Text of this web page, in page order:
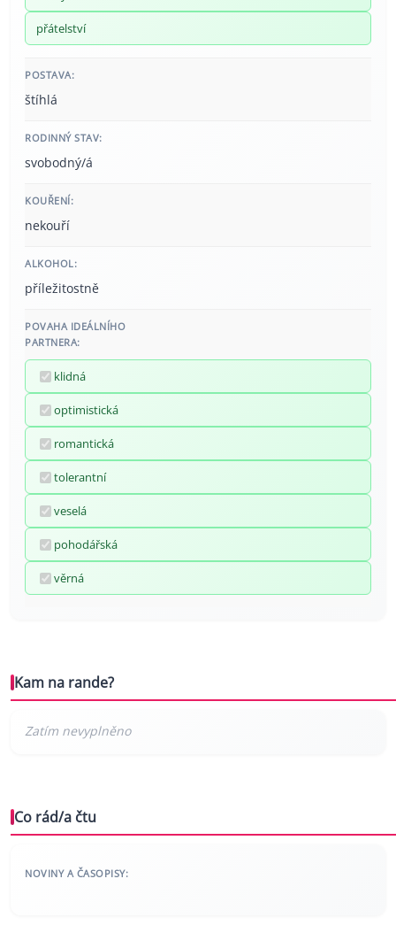
přátelství
POSTAVA:
štíhlá
RODINNÝ STAV:
svobodný/á
KOUŘENÍ:
nekouří
ALKOHOL:
příležitostně
POVAHA IDEÁLNÍHO
PARTNERA:
klidná
optimistická
romantická
tolerantní
veselá
pohodářská
věrná
Kam na rande?
Co rád/a čtu
NOVINY A ČASOPISY: